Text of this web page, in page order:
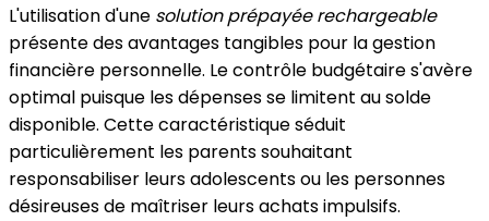
L'utilisation d'une solution prépayée rechargeable
présente des avantages tangibles pour la gestion
financière personnelle. Le contrôle budgétaire s'avère
optimal puisque les dépenses se limitent au solde
disponible. Cette caractéristique séduit
particulièrement les parents souhaitant
responsabiliser leurs adolescents ou les personnes
désireuses de maîtriser leurs achats impulsifs.